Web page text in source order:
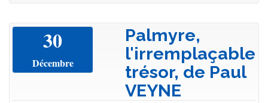
30
Décembre
Palmyre,
l'irremplaçable
trésor, de Paul
VEYNE